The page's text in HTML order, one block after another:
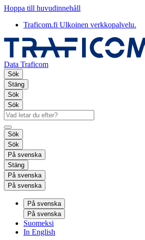
Hoppa till huvudinnehåll
Traficom.fi Ulkoinen verkkopalvelu.
Data Traficom
Sök
Stäng
Sök
Sök
Sök
Sök
På svenska
Stäng
På svenska
På svenska
På svenska
På svenska
Suomeksi
In English